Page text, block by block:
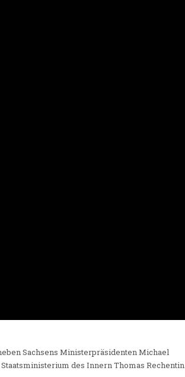
Sachsens Ministerpräsidenten Michael
des Innern Thomas Rechentin